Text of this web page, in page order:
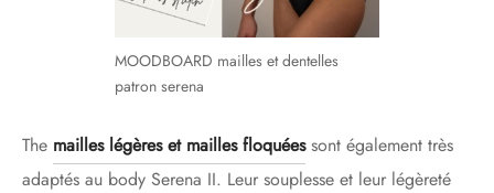
MOODBOARD mailles et dentelles
patron serena
The mailles légères et mailles floquéessont également très
adaptés au body Serena II. Leur souplesse et leur légèreté